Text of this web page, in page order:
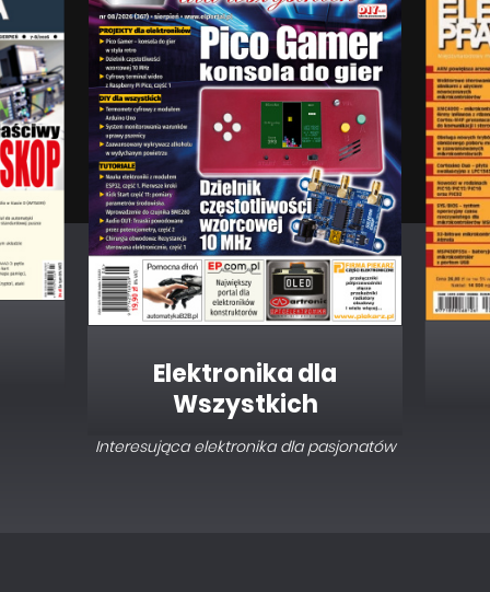
Elektronika dla
Wszystkich
Interesująca elektronika dla pasjonatów